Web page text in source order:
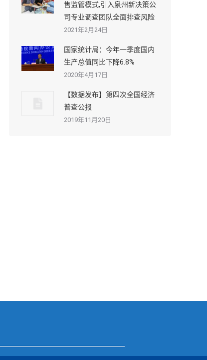
售监管模式,引入泉州新决策公
司专业调查团队全面排查风险
2021年2月24日
国家统计局：今年一季度国内
生产总值同比下降6.8%
2020年4月17日
【数据发布】第四次全国经济
普查公报
2019年11月20日